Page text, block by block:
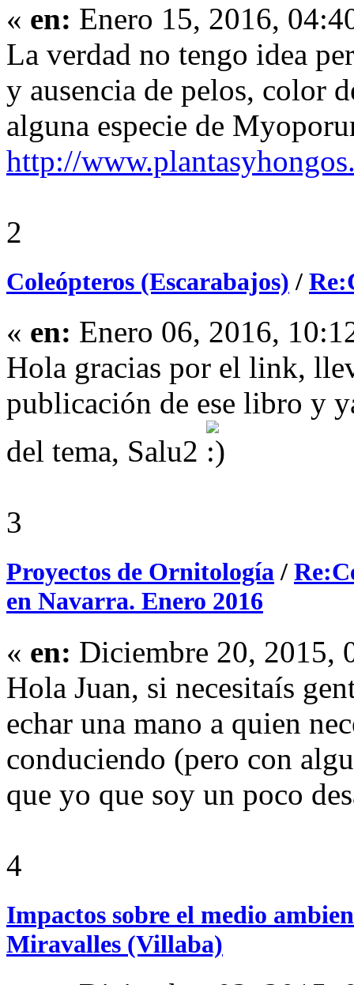
« en: Enero 15, 2016,
La verdad no tengo idea
y ausencia de pelos, color
alguna especie de
http://
2
Coleópteros (Escarabajos) /
« en: Enero 06, 2016,
Hola gracias por el link,
publicación de ese libro y
del tema, Salu2
3
Proyectos de Ornitología/
en Navarra. Enero 2016
« en: Diciembre 20, 2015,
Hola Juan, si necesitaís
echar una mano a quien
conduciendo (pero con
que yo que soy un poco
4
Impactos sobre el medio
Miravalles (Villaba)